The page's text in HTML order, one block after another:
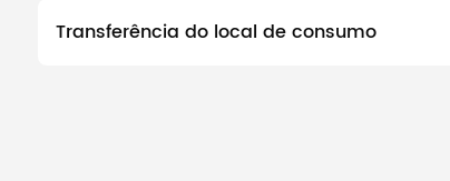
Transferência do local de consumo